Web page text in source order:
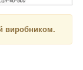
виробником.